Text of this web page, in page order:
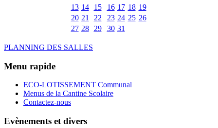
13 14 15 16 17 18 19
20 21 22 23 24 25 26
27 28 29 30 31
PLANNING DES SALLES
Menu rapide
ECO-LOTISSEMENT Communal
Menus de la Cantine Scolaire
Contactez-nous
Evènements et divers